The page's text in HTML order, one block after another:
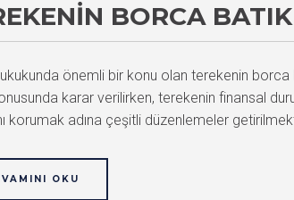
BORCA
önemli bir konu olan terekenin borca
karar verilirken, terekenin finansal
korumak adına çeşitli düzenlemeler
OKU